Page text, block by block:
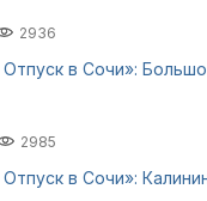
2936
в Сочи»:
2985
в Сочи»: